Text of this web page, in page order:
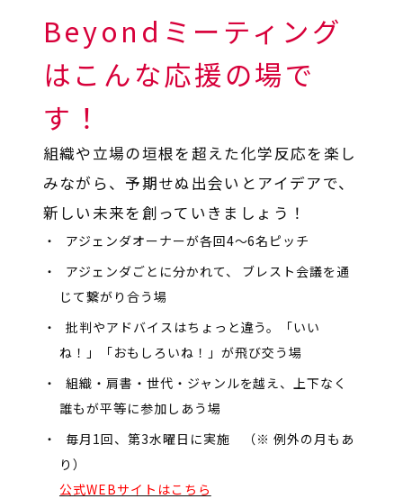
Beyondミーティング
はこんな応援の場で
す！
組織や立場の垣根を超えた化学反応を楽し
みながら、予期せぬ出会いとアイデアで、
新しい未来を創っていきましょう！
アジェンダオーナーが各回4～6名ピッチ
アジェンダごとに分かれて、 ブレスト会議を通
じて繋がり合う場
批判やアドバイスはちょっと違う。「いい
ね！」「おもしろいね！」が飛び交う場
組織・肩書・世代・ジャンルを越え、上下なく
誰もが平等に参加しあう場
毎月1回、第3水曜日に実施 （※ 例外の月もあ
り）
公式WEBサイトはこちら